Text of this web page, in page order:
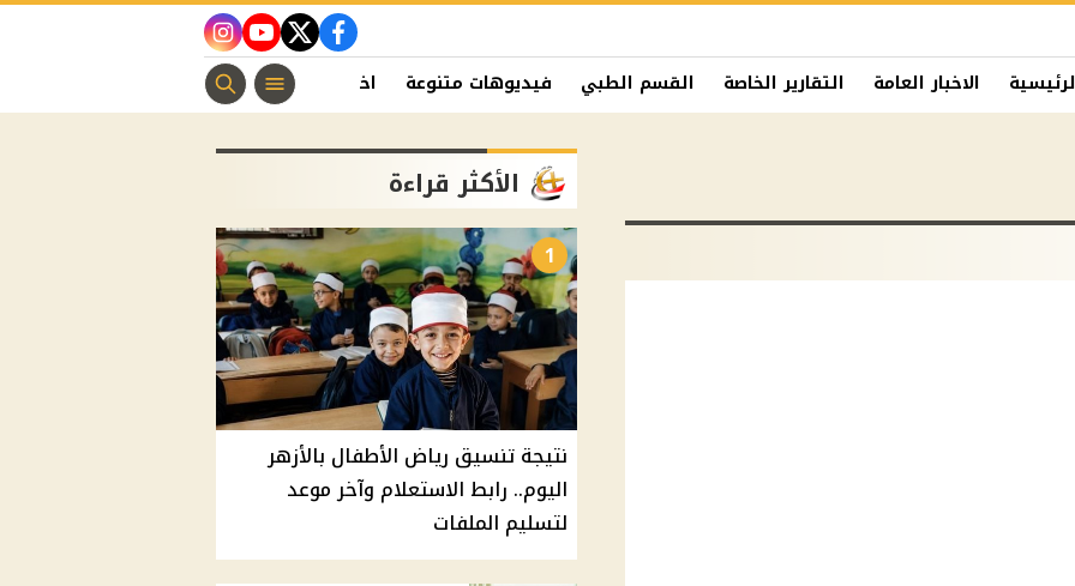
facebook
twitter
youtube
instagram
الاخبار العامة التقارير الخاصة القسم الطبي فيديوهات متنوعة اخبار الفن منوعات مسيحية
الأكثر قراءة
1
نتيجة تنسيق رياض الأطفال بالأزهر
اليوم.. رابط الاستعلام وآخر موعد
لتسليم الملفات